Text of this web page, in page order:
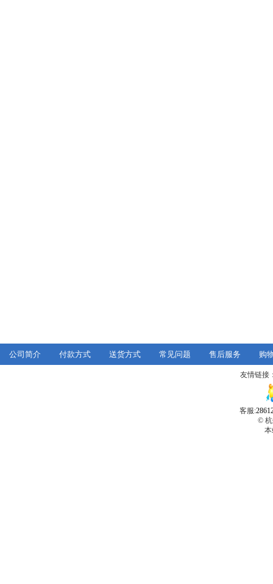
公司简介 付款方式 送货方式 常见问题 售后服务 购
友情链接
客服:
© 杭